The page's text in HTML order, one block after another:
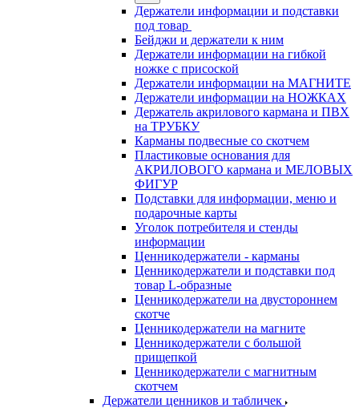
Держатели информации и подставки
под товар
Бейджи и держатели к ним
Держатели информации на гибкой
ножке с присоской
Держатели информации на МАГНИТЕ
Держатели информации на НОЖКАХ
Держатель акрилового кармана и ПВХ
на ТРУБКУ
Карманы подвесные со скотчем
Пластиковые основания для
АКРИЛОВОГО кармана и МЕЛОВЫХ
ФИГУР
Подставки для информации, меню и
подарочные карты
Уголок потребителя и стенды
информации
Ценникодержатели - карманы
Ценникодержатели и подставки под
товар L-образные
Ценникодержатели на двустороннем
скотче
Ценникодержатели на магните
Ценникодержатели с большой
прищепкой
Ценникодержатели с магнитным
скотчем
Держатели ценников и табличек